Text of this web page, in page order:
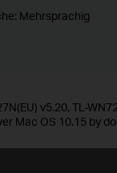
Mehrsprachig
v5.20, TL-
Mac OS 10.15 by